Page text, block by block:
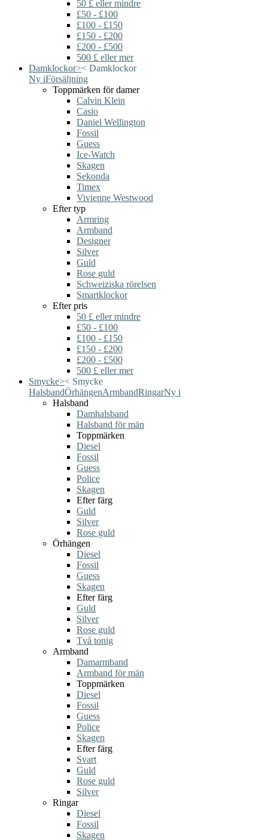
50 £ eller mindre
£50 - £100
£100 - £150
£150 - £200
£200 - £500
500 £ eller mer
Damklockor>< Damklockor
Ny iFörsäljning
Toppmärken för damer
Calvin Klein
Casio
Daniel Wellington
Fossil
Guess
Ice-Watch
Skagen
Sekonda
Timex
Vivienne Westwood
Efter typ
Armring
Armband
Designer
Silver
Guld
Rose guld
Schweiziska rörelsen
Smartklockor
Efter pris
50 £ eller mindre
£50 - £100
£100 - £150
£150 - £200
£200 - £500
500 £ eller mer
Smycke>< Smycke
HalsbandÖrhängenArmbandRingarNy i
Halsband
Damhalsband
Halsband för män
Toppmärken
Diesel
Fossil
Guess
Police
Skagen
Efter färg
Guld
Silver
Rose guld
Örhängen
Diesel
Fossil
Guess
Skagen
Efter färg
Guld
Silver
Rose guld
Två tonig
Armband
Damarmband
Armband för män
Toppmärken
Diesel
Fossil
Guess
Police
Skagen
Efter färg
Svart
Guld
Rose guld
Silver
Ringar
Diesel
Fossil
Skagen